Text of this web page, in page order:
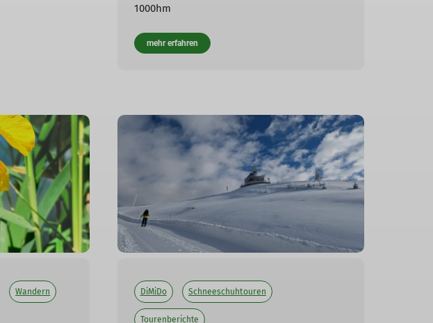
1000hm
mehr erfahren
Wandern DiMiDo Schneeschuhtouren
Tourenberichte